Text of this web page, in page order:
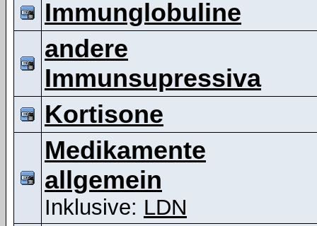
Immunglobuline
andere
Immunsupressiva
Kortisone
Medikamente
allgemein
Inklusive: LDN